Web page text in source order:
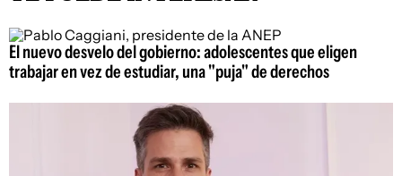
El nuevo desvelo del gobierno: adolescentes que eligen
trabajar en vez de estudiar, una "puja" de derechos